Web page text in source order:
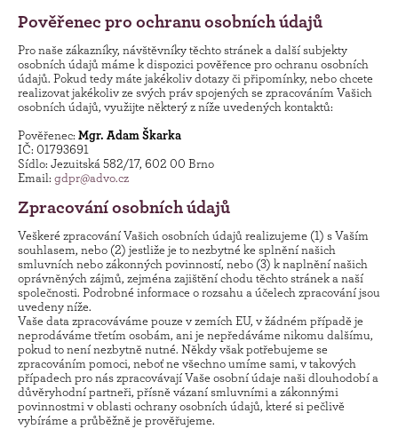
Pověřenec pro ochranu osobních údajů
Pro naše zákazníky, návštěvníky těchto stránek a další subjekty
osobních údajů máme k dispozici pověřence pro ochranu osobních
údajů. Pokud tedy máte jakékoliv dotazy či připomínky, nebo chcete
realizovat jakékoliv ze svých práv spojených se zpracováním Vašich
osobních údajů, využijte některý z níže uvedených kontaktů:
Pověřenec: Mgr. Adam Škarka
IČ: 01793691
Sídlo: Jezuitská 582/17, 602 00 Brno
Email: gdpr@advo.cz
Zpracování osobních údajů
Veškeré zpracování Vašich osobních údajů realizujeme (1) s Vaším
souhlasem, nebo (2) jestliže je to nezbytné ke splnění našich
smluvních nebo zákonných povinností, nebo (3) k naplnění našich
oprávněných zájmů, zejména zajištění chodu těchto stránek a naší
společnosti. Podrobné informace o rozsahu a účelech zpracování jsou
uvedeny níže.
Vaše data zpracováváme pouze v zemích EU, v žádném případě je
neprodáváme třetím osobám, ani je nepředáváme nikomu dalšímu,
pokud to není nezbytně nutné. Někdy však potřebujeme se
zpracováním pomoci, neboť ne všechno umíme sami, v takových
případech pro nás zpracovávají Vaše osobní údaje naši dlouhodobí a
důvěryhodní partneři, přísně vázaní smluvními a zákonnými
povinnostmi v oblasti ochrany osobních údajů, které si pečlivě
vybíráme a průběžně je prověřujeme.